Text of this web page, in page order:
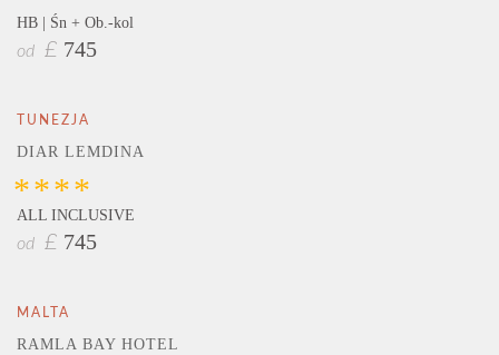
HB | Śn + Ob.-kol
od £ 745
TUNEZJA
DIAR LEMDINA
****
ALL INCLUSIVE
od £ 745
MALTA
RAMLA BAY HOTEL